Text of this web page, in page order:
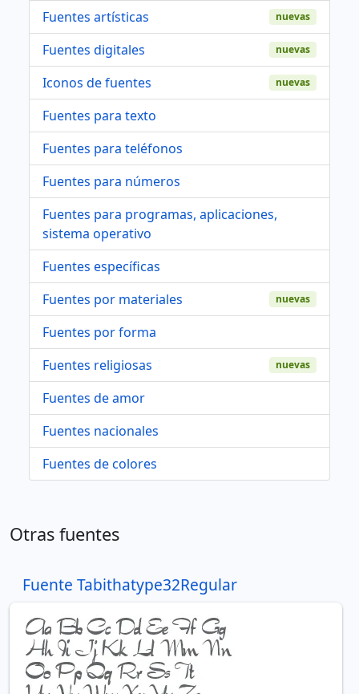
Fuentes artísticas
nuevas
Fuentes digitales nuevas
Iconos de fuentes nuevas
Fuentes para texto
Fuentes para teléfonos
Fuentes para números
Fuentes para programas, aplicaciones,
sistema operativo
Fuentes específicas
Fuentes por materiales
nuevas
Fuentes por forma
Fuentes religiosas
nuevas
Fuentes de amor
Fuentes nacionales
Fuentes de colores
Otras fuentes
Fuente Tabithatype32Regular